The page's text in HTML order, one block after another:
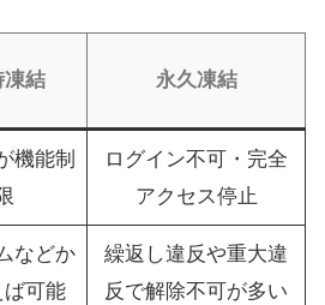
凍結 永久凍結
機能制
ログイン不可・完全
アクセス停止
などか
ば可能
繰返し違反や重大違
反で解除不可が多い